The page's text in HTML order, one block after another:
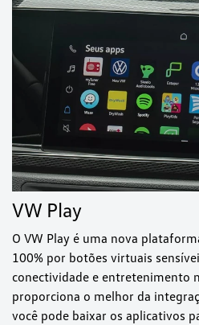
VW Play
O VW Play é uma nova
100% por botões virtuais
conectividade e entretenimento
proporciona o melhor da
você pode baixar os aplicativos